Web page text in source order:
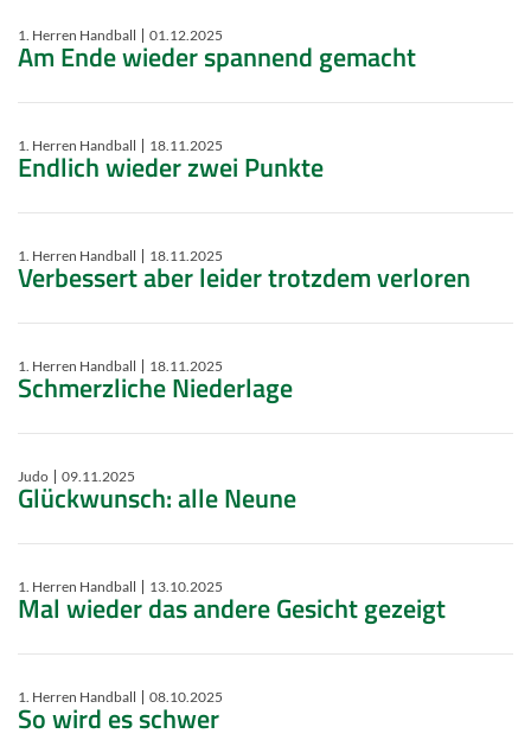
1. Herren Handball 01.12.2025
Am Ende wieder spannend gemacht
1. Herren Handball 18.11.2025
Endlich wieder zwei Punkte
1. Herren Handball 18.11.2025
Verbessert aber leider trotzdem verloren
1. Herren Handball 18.11.2025
Schmerzliche Niederlage
Judo 09.11.2025
Glückwunsch: alle Neune
1. Herren Handball 13.10.2025
Mal wieder das andere Gesicht gezeigt
1. Herren Handball 08.10.2025
So wird es schwer